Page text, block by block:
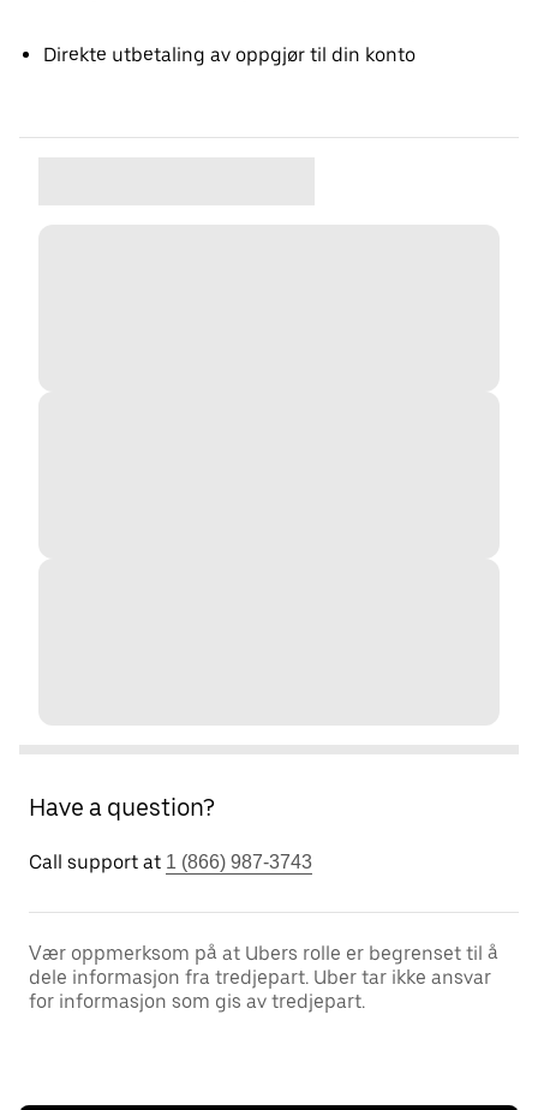
Direkte utbetaling av oppgjør til din konto
Have a question?
Call support at 1 (866) 987-3743
Vær oppmerksom på at Ubers rolle er begrenset til å
dele informasjon fra tredjepart. Uber tar ikke ansvar
for informasjon som gis av tredjepart.